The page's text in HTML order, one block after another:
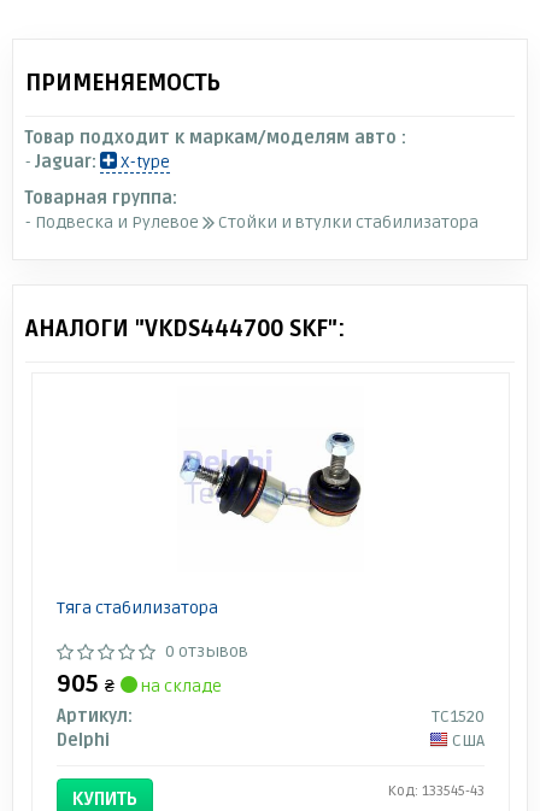
ПРИМЕНЯЕМОСТЬ
Товар подходит к маркам/моделям авто :
- Jaguar:
X-type
Товарная группа:
- Подвеска и Рулевое
Стойки и втулки стабилизатора
АНАЛОГИ "VKDS444700 SKF":
Тяга стабилизатора
0 отзывов
905 ₴
на складе
Артикул:
TC1520
Delphi
США
КУПИТЬ Код: 133545-43